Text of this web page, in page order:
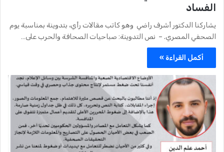
الفساد
يشاركنا الدكتور أشرف راضي وهو كاتب مقالات رأي، بتدوينة بمناسبة يوم
الصحفي المصري. – نص التدوينة: صباحيات الصحافة والحرب على…
أكمل القراءة »